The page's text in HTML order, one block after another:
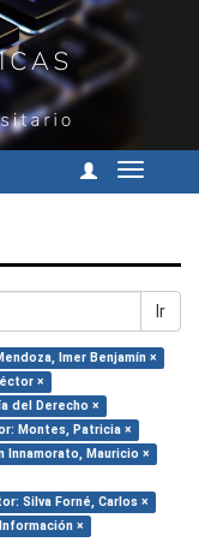
Cambiar
Ir
Imer Benjamín ×
×
del Derecho ×
Montes, Patricia ×
Innamorato, Mauricio ×
Silva Forné, Carlos ×
×